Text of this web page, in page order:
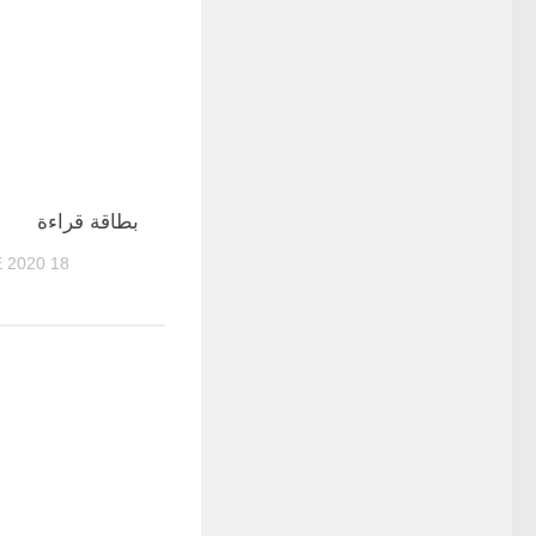
بطاقة قراءة
18 NOVEMBRE 2020